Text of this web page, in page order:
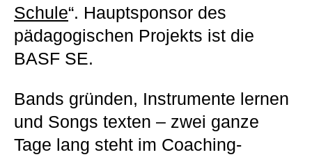
Schule“. Hauptsponsor des
pädagogischen Projekts ist die
BASF SE.
Bands gründen, Instrumente lernen
und Songs texten – zwei ganze
Tage lang steht im Coaching-